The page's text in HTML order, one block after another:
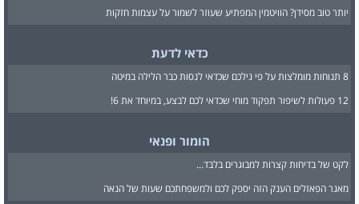
יותר טוב מסידן? הוויטמין המפתיע שעוזר לשמור על עצמות חזקות
כדאי לדעת
8 תנוחות מומלצות על פי גילכם שכדאי לנסות כבר הלילה במיטה
12 פעולות לשיפור תפקוד מוחי שכדאי לכם לבצע, במיוחד את 6!
הומור ופנאי
לקט של בדיחות קצרות למבוגרים בלבד...
מאגר הפאזלים הענק הזה יספק לכם ולמשפחתכם שעות של הנאה